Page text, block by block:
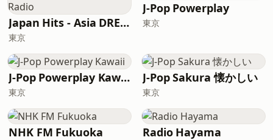
Japan Hits - Asia DREAM Radio
東京
J-Pop Powerplay
東京
J-Pop Powerplay Kawaii
東京
J-Pop Sakura 懐かしい
東京
NHK FM Fukuoka Radio Hayama